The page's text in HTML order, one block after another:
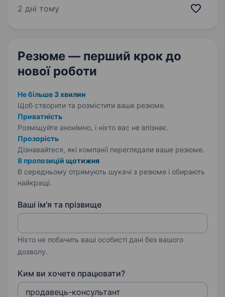
відкриття ми є культурною платформою для
2 дні тому
Резюме — перший крок до
нової роботи
Не більше 3 хвилин
Щоб створити та розмістити ваше резюме.
Приватність
Розміщуйте анонімно, і ніхто вас не впізнає.
Прозорість
Дізнавайтеся, які компанії переглядали ваше резюме.
8 пропозицій щотижня
В середньому отримують шукачі з резюме і обирають
найкращі.
Ваші ім'я та прізвище
Ніхто не побачить ваші особисті дані без вашого
дозволу.
Ким ви хочете працювати?